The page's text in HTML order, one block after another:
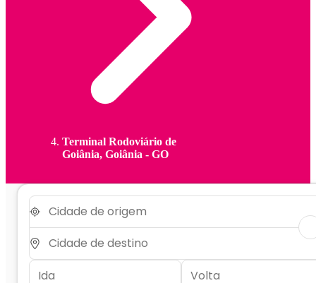
Terminal Rodoviário de
Goiânia, Goiânia - GO